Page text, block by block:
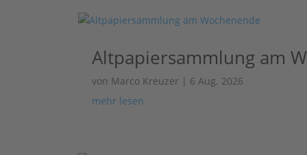
Altpapiersammlung am
von Marco Kreuzer | 6 Aug. 2026
mehr lesen